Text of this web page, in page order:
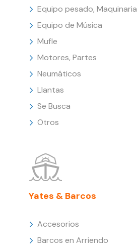
Equipo pesado, Maquinaria
Equipo de Música
Mufle
Motores, Partes
Neumáticos
Llantas
Se Busca
Otros
Yates & Barcos
Accesorios
Barcos en Arriendo